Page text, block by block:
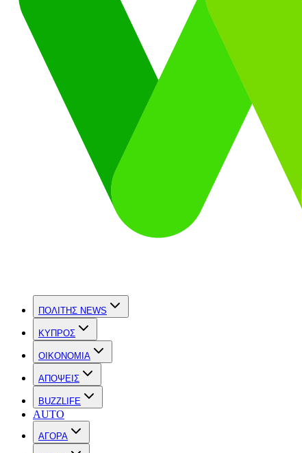
ΠΟΛΙΤΗΣ NEWS
ΚΥΠΡΟΣ
OIKONOMIA
ΑΠΟΨΕΙΣ
BUZZLIFE
AUTO
ΑΓΟΡΑ